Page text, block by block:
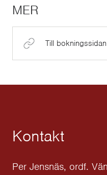
MER
Till bokningssidan
Kontakt
Per Jensnäs, ordf.